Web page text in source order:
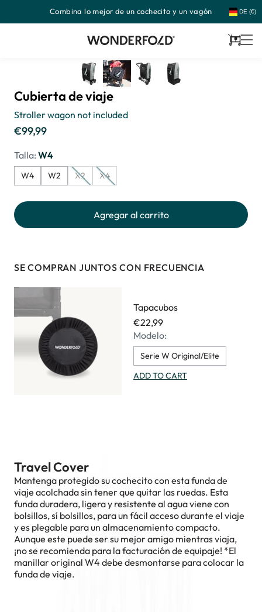
directamente
Combina lo mejor de un cochecito y un vagón DE (€)
Cubierta de viaje
Stroller wagon not included
Precio
€99,99
Talla: W4
W4 W2 X2 X4
Agregar al carrito
SE COMPRAN JUNTOS CON FRECUENCIA
Tapacubos
€22,99
Modelo:
Serie W Original/Elite
ADD TO CART
Travel Cover
Mantenga protegido su cochecito con esta funda de
viaje acolchada sin tener que quitar las ruedas. Esta
funda duradera, ligera y resistente al agua viene con
bolsillos, sí bolsillos, para un fácil acceso durante el viaje
y es plegable para un almacenamiento compacto.
Aunque este puede ser su mejor amigo mientras viaja,
¡no se recomienda para la facturación de equipaje! *El
manillar original W4 debe desmontarse para colocar la
funda de viaje.